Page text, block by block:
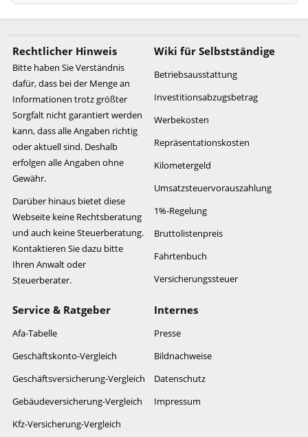
Rechtlicher Hinweis
Bitte haben Sie Verständnis
dafür, dass bei der Menge an
Informationen trotz größter
Sorgfalt nicht garantiert werden
kann, dass alle Angaben richtig
oder aktuell sind. Deshalb
erfolgen alle Angaben ohne
Gewähr.
Darüber hinaus bietet diese
Webseite keine Rechtsberatung
und auch keine Steuerberatung.
Kontaktieren Sie dazu bitte
Ihren Anwalt oder
Steuerberater.
Wiki für Selbstständige
Betriebsausstattung
Investitionsabzugsbetrag
Werbekosten
Repräsentationskosten
Kilometergeld
Umsatzsteuervorauszahlung
1%-Regelung
Bruttolistenpreis
Fahrtenbuch
Versicherungssteuer
Service & Ratgeber
Afa-Tabelle
Geschäftskonto-Vergleich
Geschäftsversicherung-Vergleich
Gebäudeversicherung-Vergleich
Kfz-Versicherung-Vergleich
Internes
Presse
Bildnachweise
Datenschutz
Impressum